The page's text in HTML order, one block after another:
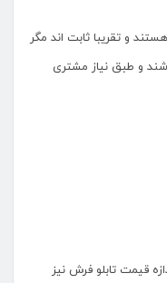
و تقریبا ثابت اند مگر
و طبق نیاز مشتری
قیمت تابلو فرش نیز